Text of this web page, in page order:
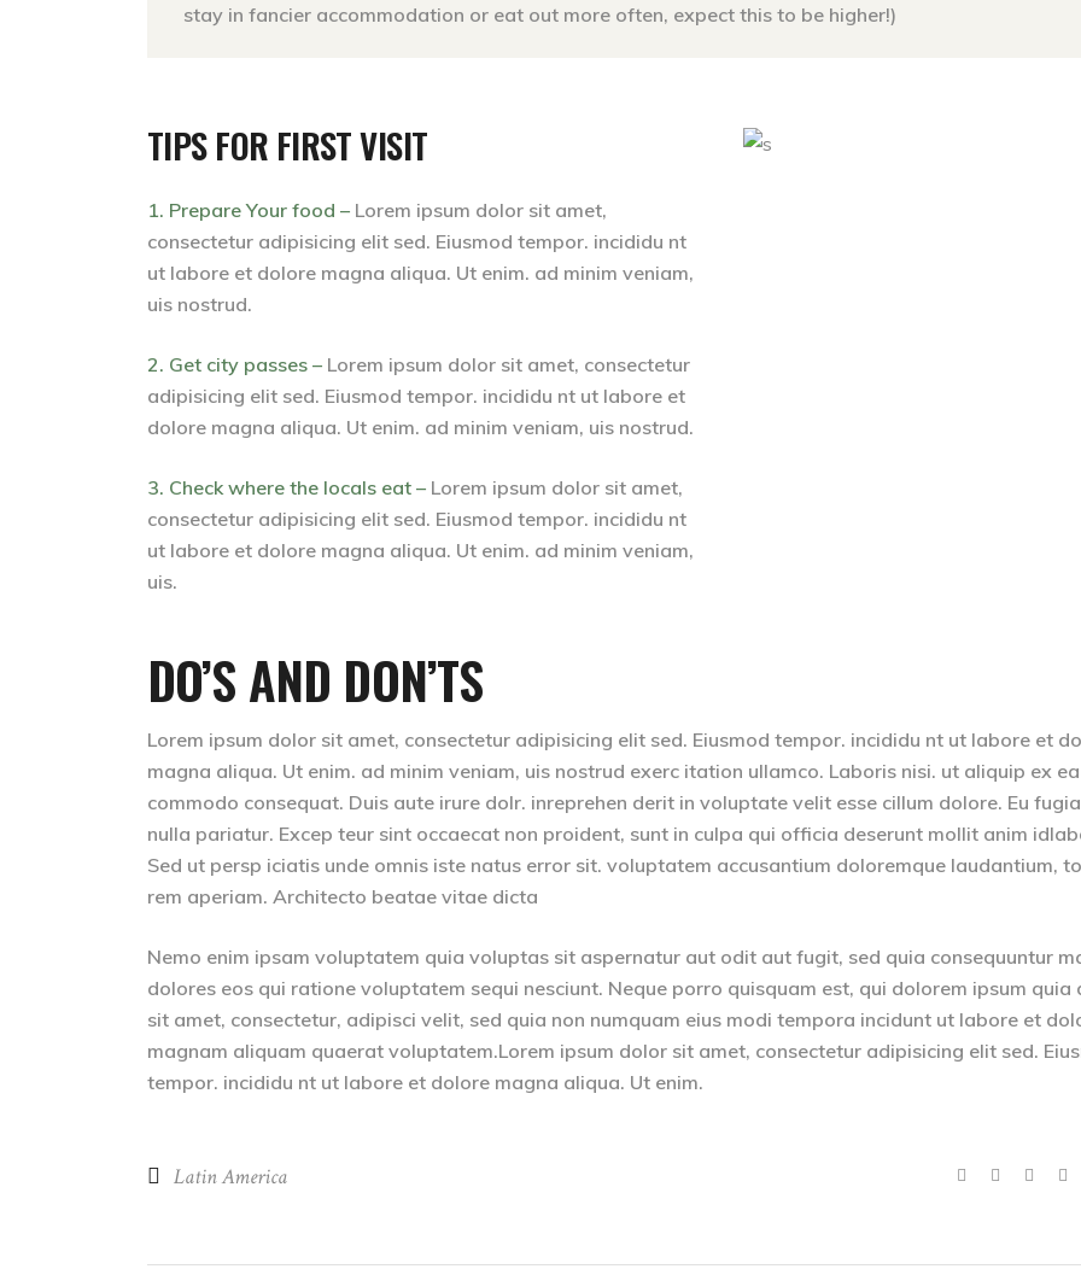
stay in fancier accommodation or eat out more often, expect this to be higher!)
TIPS FOR FIRST VISIT
1. Prepare Your food – Lorem ipsum dolor sit amet,
consectetur adipisicing elit sed. Eiusmod tempor. incididu nt
ut labore et dolore magna aliqua. Ut enim. ad minim veniam,
uis nostrud.
2. Get city passes – Lorem ipsum dolor sit amet, consectetur
adipisicing elit sed. Eiusmod tempor. incididu nt ut labore et
dolore magna aliqua. Ut enim. ad minim veniam, uis nostrud.
3. Check where the locals eat – Lorem ipsum dolor sit amet,
consectetur adipisicing elit sed. Eiusmod tempor. incididu nt
ut labore et dolore magna aliqua. Ut enim. ad minim veniam,
uis.
DO’S AND DON’TS
Lorem ipsum dolor sit amet, consectetur adipisicing elit sed. Eiusmod tempor. incididu nt ut labore et
magna aliqua. Ut enim. ad minim veniam, uis nostrud exerc itation ullamco. Laboris nisi. ut aliquip ex ea
commodo consequat. Duis aute irure dolr. inreprehen derit in voluptate velit esse cillum dolore. Eu
nulla pariatur. Excep teur sint occaecat non proident, sunt in culpa qui officia deserunt mollit anim
Sed ut persp iciatis unde omnis iste natus error sit. voluptatem accusantium doloremque laudantium,
rem aperiam. Architecto beatae vitae dicta
Nemo enim ipsam voluptatem quia voluptas sit aspernatur aut odit aut fugit, sed quia consequuntur
dolores eos qui ratione voluptatem sequi nesciunt. Neque porro quisquam est, qui dolorem ipsum quia
sit amet, consectetur, adipisci velit, sed quia non numquam eius modi tempora incidunt ut labore et
magnam aliquam quaerat voluptatem.Lorem ipsum dolor sit amet, consectetur adipisicing elit sed.
tempor. incididu nt ut labore et dolore magna aliqua. Ut enim.
Latin America